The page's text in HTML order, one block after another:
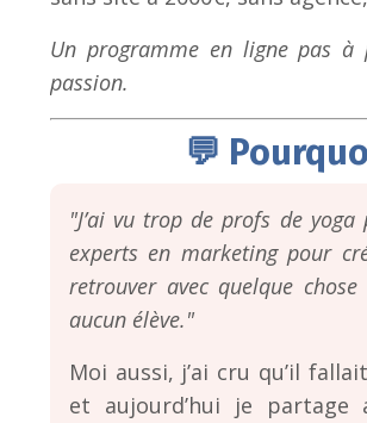
Un programme en ligne pas
passion.
💬
"J’ai vu trop de profs de
experts en marketing pour
retrouver avec quelque
aucun élève."
Moi aussi, j’ai cru qu’il
et aujourd’hui je